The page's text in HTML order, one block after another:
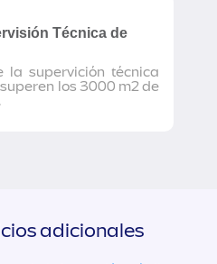
Técnica de
la supervición técnica
los 3000 m2 de
adicionales